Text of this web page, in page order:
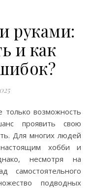
руками:
и как
проявить свою
Для многих людей
хобби и
несмотря на
самостоятельного
подводных